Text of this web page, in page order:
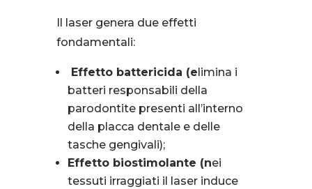
Il laser genera due effetti
fondamentali:
Effetto battericida (e limina i
batteri responsabili della
parodontite presenti all’interno
della placca dentale e delle
tasche gengivali);
Effetto biostimolante (nei
tessuti irraggiati il laser induce